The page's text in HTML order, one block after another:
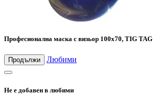
Професионална маска с визьор 100х70, TIG TAG
Продължи Любими
Не е добавен в любими